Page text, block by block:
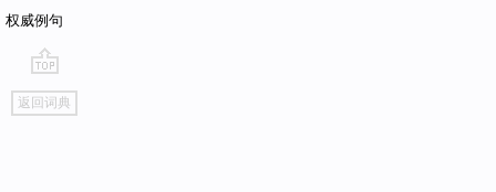
权威例句
go
top
返回词典